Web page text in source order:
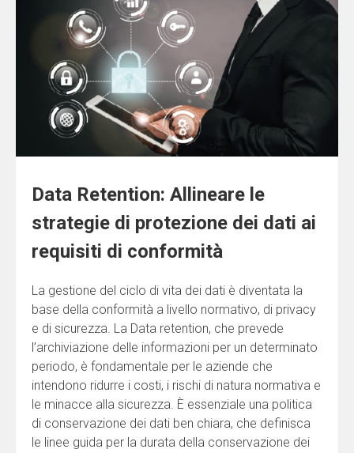
Data Retention: Allineare le
strategie di protezione dei dati ai
requisiti di conformità
La gestione del ciclo di vita dei dati è diventata la
base della conformità a livello normativo, di privacy
e di sicurezza. La Data retention, che prevede
l’archiviazione delle informazioni per un determinato
periodo, è fondamentale per le aziende che
intendono ridurre i costi, i rischi di natura normativa e
le minacce alla sicurezza. È essenziale una politica
di conservazione dei dati ben chiara, che definisca
le linee guida per la durata della conservazione dei